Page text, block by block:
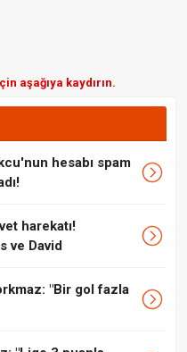
aşağıya kaydırın.
hesabı spam
harekatı!
ve David
"Bir gol fazla